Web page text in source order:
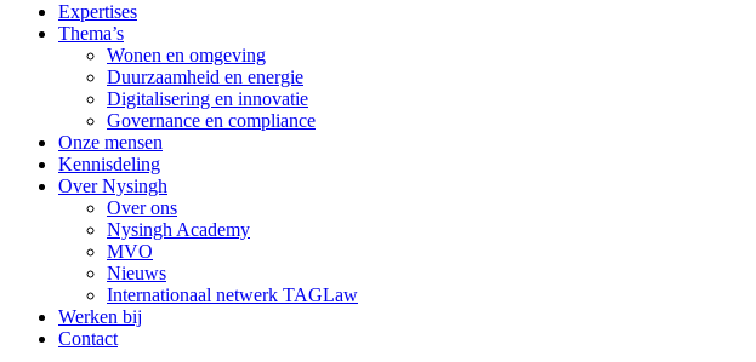
Expertises
Thema’s
Wonen en omgeving
Duurzaamheid en energie
Digitalisering en innovatie
Governance en compliance
Onze mensen
Kennisdeling
Over Nysingh
Over ons
Nysingh Academy
MVO
Nieuws
Internationaal netwerk TAGLaw
Werken bij
Contact